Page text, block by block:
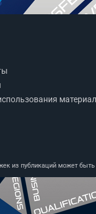
из публикаций может